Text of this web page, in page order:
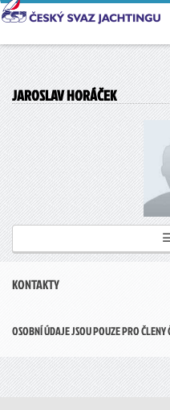
JAROSLAV HORÁČEK
KONTAKTY
OSOBNÍ ÚDAJE JSOU POUZE PRO ČLENY